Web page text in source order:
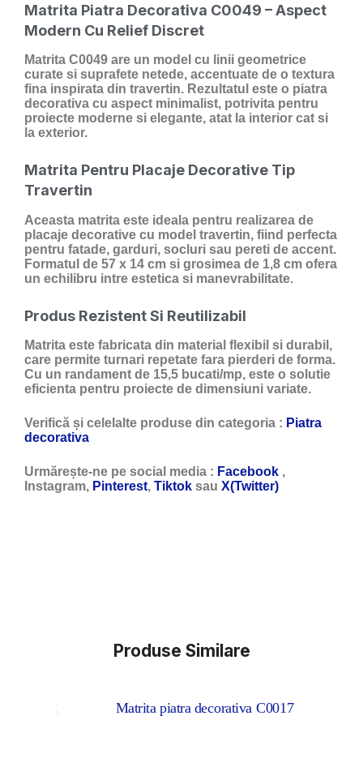
Matrita Piatra Decorativa C0049 – Aspect
Modern Cu Relief Discret
Matrita C0049 are un model cu linii geometrice
curate si suprafete netede, accentuate de o textura
fina inspirata din travertin. Rezultatul este o piatra
decorativa cu aspect minimalist, potrivita pentru
proiecte moderne si elegante, atat la interior cat si
la exterior.
Matrita Pentru Placaje Decorative Tip
Travertin
Aceasta matrita este ideala pentru realizarea de
placaje decorative cu model travertin, fiind perfecta
pentru fatade, garduri, socluri sau pereti de accent.
Formatul de 57 x 14 cm si grosimea de 1,8 cm ofera
un echilibru intre estetica si manevrabilitate.
Produs Rezistent Si Reutilizabil
Matrita este fabricata din material flexibil si durabil,
care permite turnari repetate fara pierderi de forma.
Cu un randament de 15,5 bucati/mp, este o solutie
eficienta pentru proiecte de dimensiuni variate.
Verifică și celelalte produse din categoria : Piatra
decorativa
Urmărește-ne pe social media : Facebook ,
Instagram, Pinterest, Tiktok sau X(Twitter)
Produse Similare